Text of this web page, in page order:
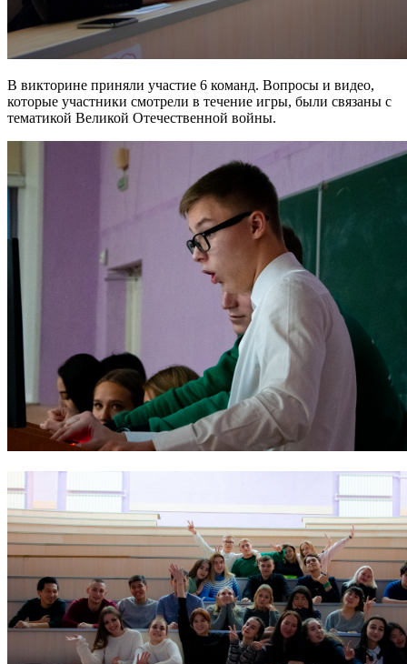
В викторине приняли участие 6 команд. Вопросы и видео,
которые участники смотрели в течение игры, были связаны с
тематикой Великой Отечественной войны.